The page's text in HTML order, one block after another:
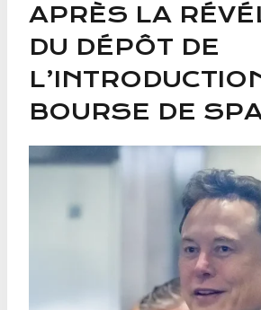
APRÈS LA
DU DÉPÔT DE
BOURSE DE